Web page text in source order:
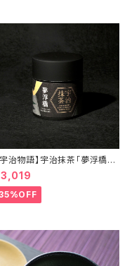
宇治物語】宇治抹茶「夢浮橋」
おくみどりシングルオリジン＜
庫一掃セール！＞